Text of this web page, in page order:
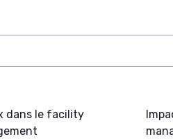
dans le facility